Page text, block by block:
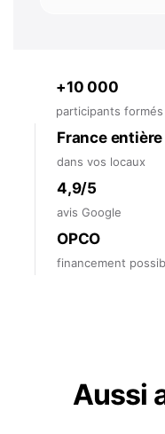
+10 000
participants formés
France entière
dans vos locaux
4,9/5
avis Google
OPCO
financement
Aussi